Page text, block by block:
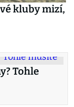
kluby mizí,
Tohle